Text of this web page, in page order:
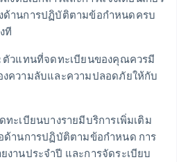
ด้านการปฏิบัติตามข้อกำหนดครบ
ที
ตัวแทนที่จดทะเบียนของคุณควรมี
งความลับและความปลอดภัยให้กับ
ะเบียนบางรายมีบริการเพิ่มเติม
ด้านการปฏิบัติตามข้อกำหนด การ
งานประจำปี และการจัดระเบียบ